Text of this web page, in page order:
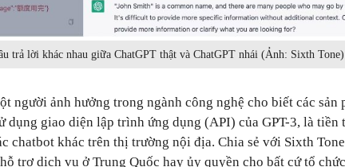
trả lời khác nhau giữa ChatGPT thật và ChatGPT nhái (Ảnh: Sixth Tone)
người ảnh hưởng trong ngành công nghệ cho biết các sản
dụng giao diện lập trình ứng dụng (API) của GPT-3, là tiền
chatbot khác trên thị trường nội địa. Chia sẻ với Sixth
trợ dịch vụ ở Trung Quốc hay ủy quyền cho bất cứ tổ